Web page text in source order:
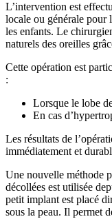
L’intervention est
locale ou générale pour
les enfants. Le
naturels des oreilles
Cette opération est
:
Lorsque le lobe
En cas
Les résultats de
immédiatement et
Une nouvelle méthode
décollées est utilisée
petit implant est placé
sous la peau. Il permet